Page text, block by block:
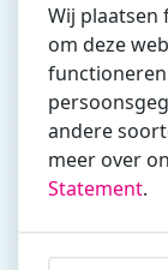
zakelijk/
Is de
Ja
Nee
Cursisten
Wij plaatsen
om deze
andere
meer over
Statement.